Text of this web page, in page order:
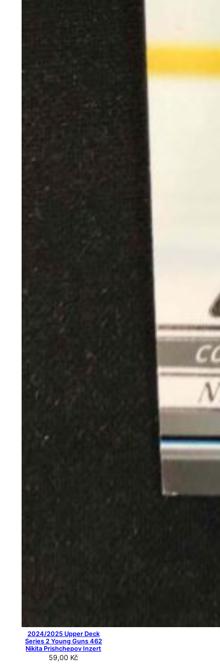
2024/2025 Upper Deck
Series 2 Young Guns 462
Nikita Prishchepov Inzert
59,00 Kč